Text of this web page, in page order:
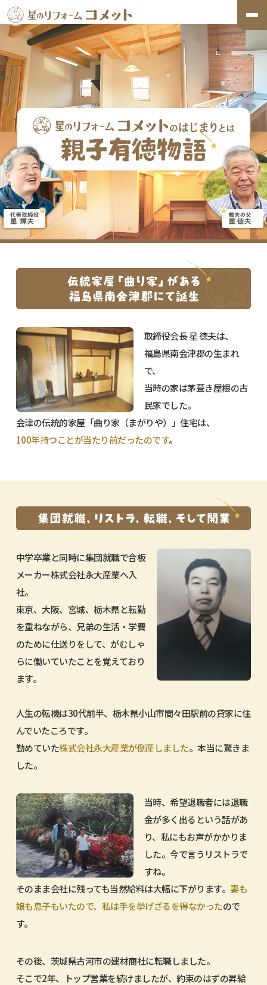
取締役会長 星 徳夫は、
福島県南会津郡の生まれ
で、
当時の家は茅葺き屋根の古
民家でした。
会津の伝統的家屋「曲り家（まがりや）」住宅は、
100年持つことが当たり前だったのです。
中学卒業と同時に集団就職で合板
メーカー株式会社永大産業へ入
社。
東京、大阪、宮城、栃木県と転勤
を重ねながら、兄弟の生活・学費
のために仕送りをして、がむしゃ
らに働いていたことを覚えており
ます。
人生の転機は30代前半、栃木県小山市間々田駅前の貸家に住
んでいたころです。
勤めていた株式会社永大産業が倒産しました。本当に驚きま
した。
当時、希望退職者には退職
金が多く出るという話があ
り、私にもお声がかかりま
した。今で言うリストラで
すね。
そのまま会社に残っても当然給料は大幅に下がります。 妻も
娘も息子もいたので、私は手を挙げざるを得なかったので
す。
その後、茨城県古河市の建材商社に転職しました。
そこで2年、トップ営業を続けましたが、約束のはずの昇給